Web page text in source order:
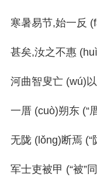
寒暑易节,始一反
甚矣,汝之不惠
河曲智叟亡 (wú)以
一厝 (cuò)朔东 (“
无陇 (lǒng)断焉 (“
军士吏被甲 (“被”